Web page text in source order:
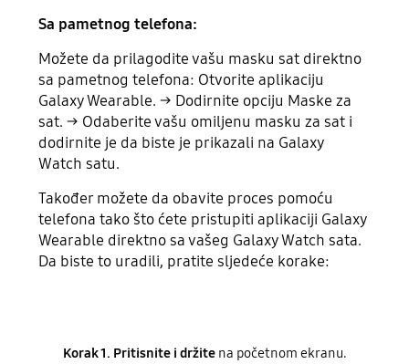
Sa pametnog telefona:
Možete da prilagodite vašu masku sat direktno
sa pametnog telefona: Otvorite aplikaciju
Galaxy Wearable. → Dodirnite opciju Maske za
sat. → Odaberite vašu omiljenu masku za sat i
dodirnite je da biste je prikazali na Galaxy
Watch satu.
Također možete da obavite proces pomoću
telefona tako što ćete pristupiti aplikaciji Galaxy
Wearable direktno sa vašeg Galaxy Watch sata.
Da biste to uradili, pratite sljedeće korake:
Korak 1. Pritisnite i držitena početnom ekranu.